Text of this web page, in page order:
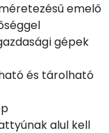
emelő
gépek
és tárolható
alul kell